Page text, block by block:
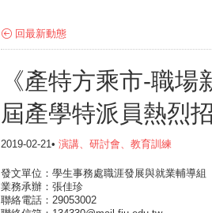
回最新動態
《產特方乘市-職
屆產學特派員熱烈
2019-02-21• 演講、研討會、教育訓練
發文單位：學生事務處職涯發展與就業輔導組
業務承辦：張佳珍
聯絡電話：29053002